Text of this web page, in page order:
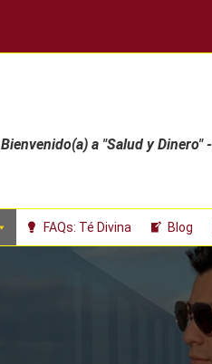
Bienvenido(a) a "Salud y
FAQs: Té Divina Blog